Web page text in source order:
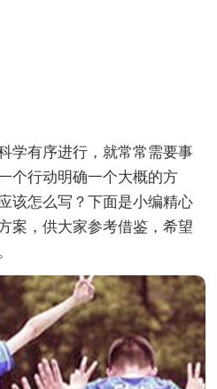
有序进行，就常常需要事
个行动明确一个大概的方
该怎么写？下面是小编精心
案，供大家参考借鉴，希望